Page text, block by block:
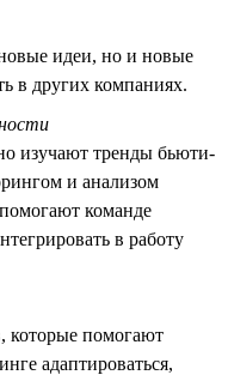
идеи, но и новые
в других компаниях.
изучают тренды бьюти-
и анализом
команде
в работу
которые помогают
адаптироваться,